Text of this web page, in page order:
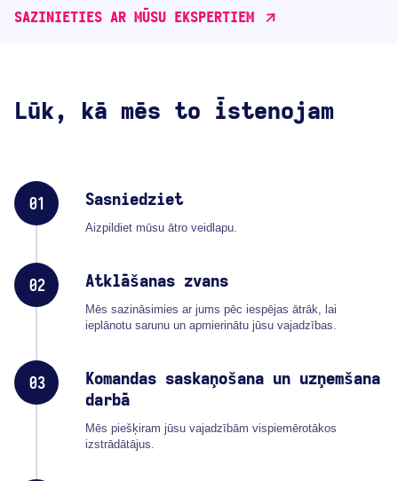
SAZINIETIES AR MŪSU EKSPERTIEM
Lūk, kā mēs to īstenojam
01 Sasniedziet
Aizpildiet mūsu ātro veidlapu.
02 Atklāšanas zvans
Mēs sazināsimies ar jums pēc iespējas ātrāk, lai
ieplānotu sarunu un apmierinātu jūsu vajadzības.
03
Komandas saskaņošana un uzņemšana
darbā
Mēs piešķiram jūsu vajadzībām vispiemērotākos
izstrādātājus.